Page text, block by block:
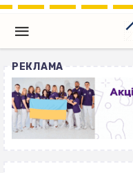
РЕКЛАМА